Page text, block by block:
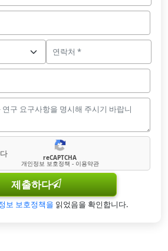
니다
reCAPTCHA
개인정보 보호정책 - 이용약관
제출하다
보 보호정책을 읽었음을 확인합니다.